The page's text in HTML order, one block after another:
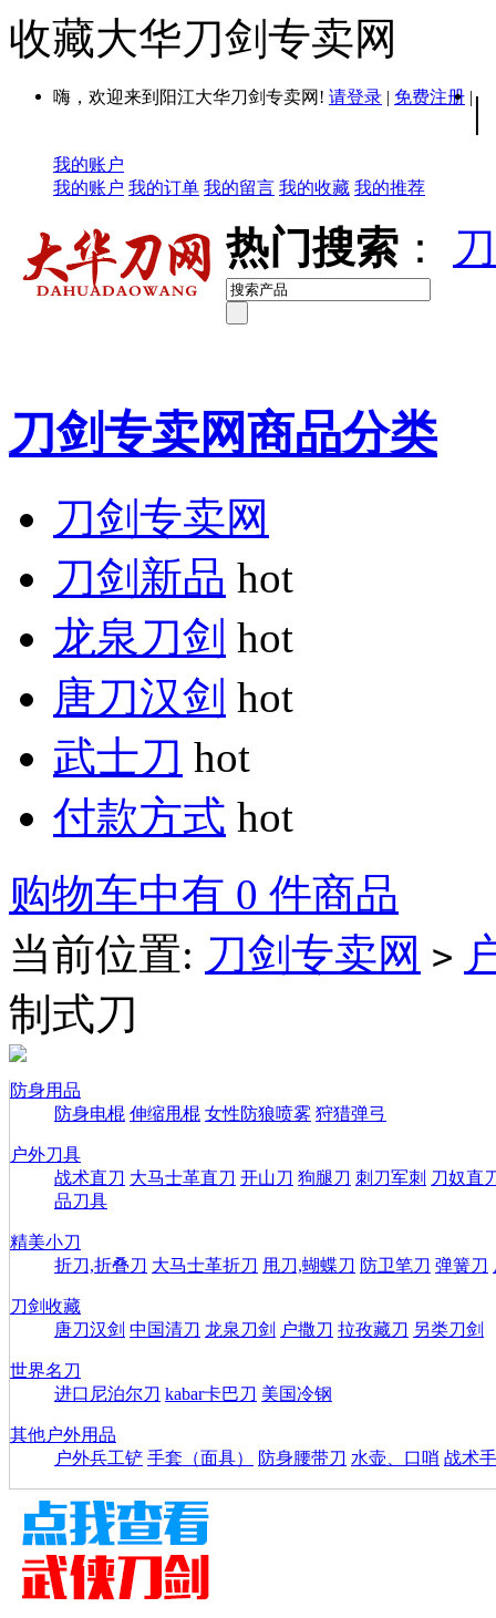
收藏大华刀剑专卖网
嗨，欢迎来到阳江大华刀剑专卖网! 请登录 | 免费注册 | |
我的账户
我的账户 我的订单 我的留言 我的收藏 我的推荐
热门搜索 ：
刀剑专卖网商品分类
刀剑专卖网
刀剑新品 hot
龙泉刀剑 hot
唐刀汉剑 hot
武士刀 hot
付款方式 hot
购物车中有 0 件商品
当前位置: 刀剑专卖网 >
制式刀
防身用品
防身电棍 伸缩甩棍 女性防狼喷雾 狩猎弹弓
户外刀具
战术直刀 大马士革直刀 开山刀 狗腿刀 刺刀军刺 刀奴直
品刀具
精美小刀
折刀,折叠刀 大马士革折刀 甩刀,蝴蝶刀 防卫笔刀 弹簧刀
刀剑收藏
唐刀汉剑 中国清刀 龙泉刀剑 户撒刀 拉孜藏刀 另类刀剑
世界名刀
进口尼泊尔刀 kabar卡巴刀 美国冷钢
其他户外用品
户外兵工铲 手套（面具） 防身腰带刀 水壶、口哨 战术